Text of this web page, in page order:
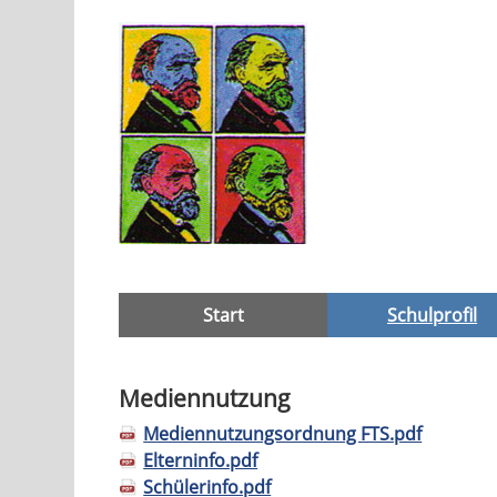
Navigation
überspringen
Start Schulprofil
Mediennutzung
Mediennutzungsordnung FTS.pdf
Elterninfo.pdf
Schülerinfo.pdf